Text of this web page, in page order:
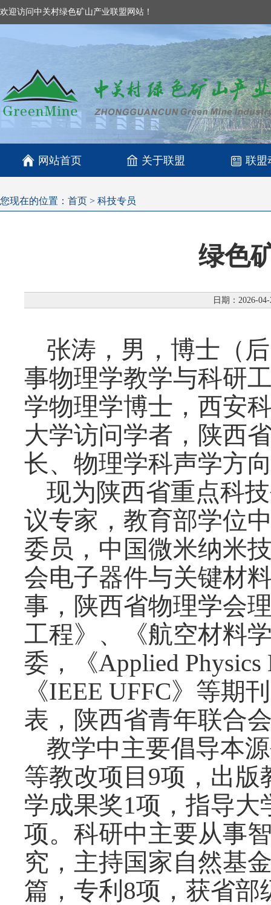
欢迎访问中关村绿色矿山产业联盟网站！
 网站首页 关于联盟 联盟
您现在的位置： 首页 > 科技专员
绿色
日期：2026-
张涛，男，博士（
事物理学教学与科研
学物理学博士，西安
大学访问学者，陕西
长、物理学科声学方
现为陕西省重点科
议专家，教育部学位
委员，中国微米纳米
会电子器件与关键材
事，陕西省物理学会
工程》、《航空材料
委，《Applied
《IEEE UFFC》等期
表，陕西省青年联合
教学中主要倡导本
等教改项目9项，出版
学成果奖1项，指导
项。科研中主要从事
究，主持国家自然基
篇，专利8项，获省部